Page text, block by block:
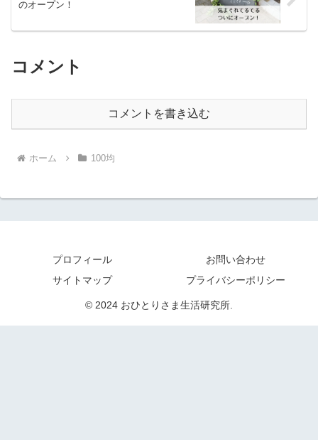
のオープン！
コメント
コメントを書き込む
ホーム 100均
プロフィール
お問い合わせ
サイトマップ
プライバシーポリシー
© 2024 おひとりさま生活研究所.